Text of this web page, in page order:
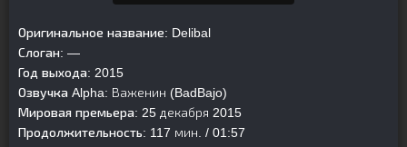
Оригинальное название: Delibal
Слоган: —
Год выхода: 2015
Озвучка Alpha: Важенин (BadBajo)
Мировая премьера: 25 декабря 2015
Продолжительность: 117 мин. / 01:57